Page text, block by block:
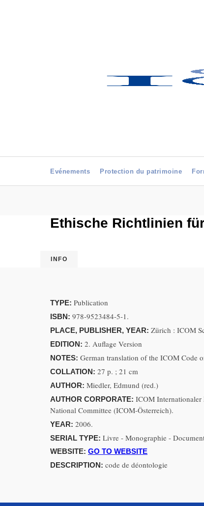
Evénements Protection du patrimoine
Ethische Richtlinien
INFO
TYPE: Publication
ISBN: 978-9523484-5-1.
PLACE, PUBLISHER, YEAR: Zürich : ICOM
EDITION: 2. Auflage Version
NOTES: German translation of the ICOM Code
COLLATION: 27 p. ; 21 cm
AUTHOR: Miedler, Edmund (red.)
AUTHOR CORPORATE: ICOM Internationaler
National Committee (ICOM-Österreich).
YEAR: 2006.
SERIAL TYPE: Livre - Monographie -
WEBSITE: GO TO WEBSITE
DESCRIPTION: code de déontologie